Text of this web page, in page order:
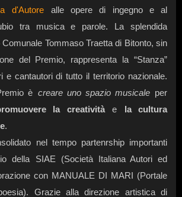
d'Autore
alle opere di ingegno e al
tra musica e parole. La splendida
Tommaso Traetta di Bitonto, sin
del Premio, rappresenta la “Stanza”
e cantautori di tutto il territorio nazionale.
è creare uno spazio musicale per
la creatività e
la cultura
.
nel tempo partenrship importanti
della
SIAE
(Società Italiana Autori ed
con MANUALE DI MARI (Portale
Grazie al la direzione artistica di